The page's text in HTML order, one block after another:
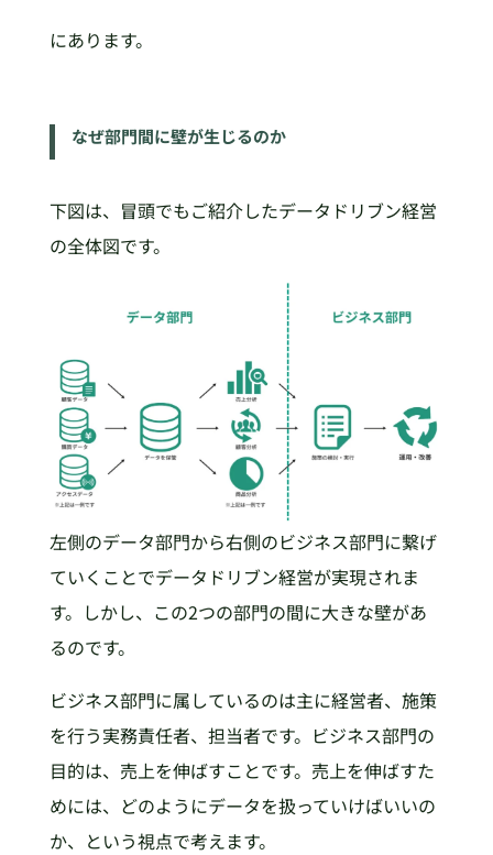
にあります。
なぜ部門間に壁が生じるのか
下図は、冒頭でもご紹介したデータドリブン経営
の全体図です。
左側のデータ部門から右側のビジネス部門に繋げ
ていくことでデータドリブン経営が実現されま
す。しかし、この2つの部門の間に大きな壁があ
るのです。
ビジネス部門に属しているのは主に経営者、施策
を行う実務責任者、担当者です。ビジネス部門の
目的は、売上を伸ばすことです。売上を伸ばすた
めには、どのようにデータを扱っていけばいいの
か、という視点で考えます。